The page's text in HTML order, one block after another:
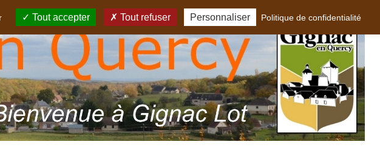
Tout accepter Tout refuser Personnaliser Politique de confidentialité